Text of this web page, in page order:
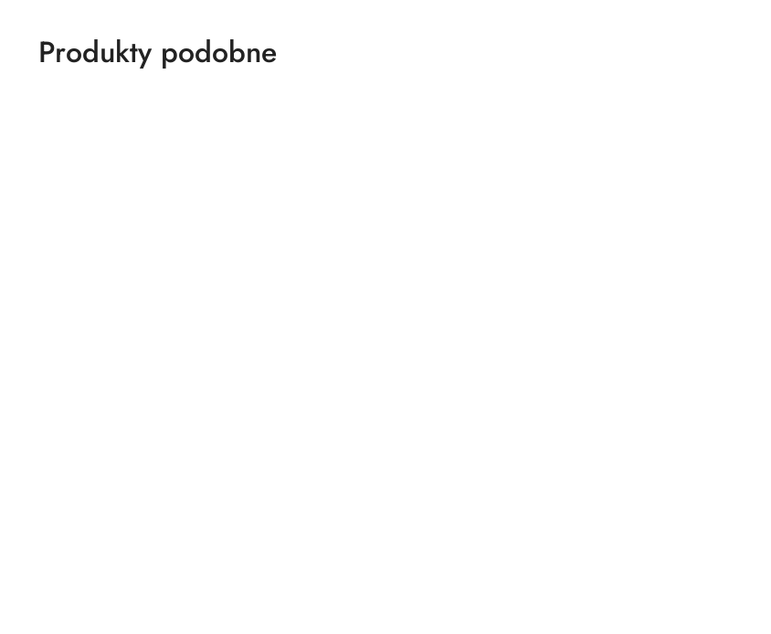
Produkty
Produkty podobne